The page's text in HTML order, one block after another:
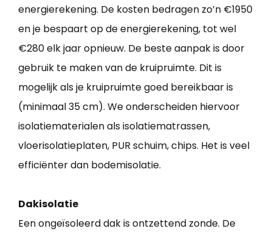
energierekening. De kosten bedragen zo’n €1950
en je bespaart op de energierekening, tot wel
€280 elk jaar opnieuw. De beste aanpak is door
gebruik te maken van de kruipruimte. Dit is
mogelijk als je kruipruimte goed bereikbaar is
(minimaal 35 cm). We onderscheiden hiervoor
isolatiematerialen als isolatiematrassen,
vloerisolatieplaten, PUR schuim, chips. Het is veel
efficiënter dan bodemisolatie.
Dakisolatie
Een ongeïsoleerd dak is ontzettend zonde. De